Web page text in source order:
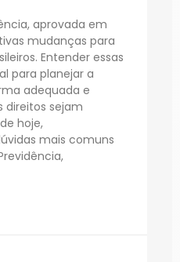
aprovada em
mudanças para
Entender essas
para planejar a
adequada e
direitos sejam
hoje,
mais comuns